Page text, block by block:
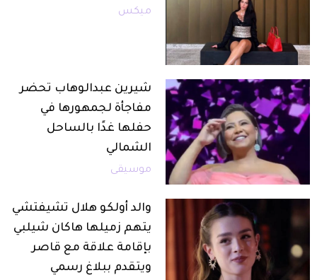
ميكس
شيرين عبدالوهاب تحضر
مفاجأة لجمهورها في
حفلها غدًا بالساحل
الشمالي
موسيقى
والد أولكو هلال تشيفتشي
يتهم زميلها هاكان شيلبي
بإقامة علاقة مع قاصر
ويتقدم ببلاغ رسمي